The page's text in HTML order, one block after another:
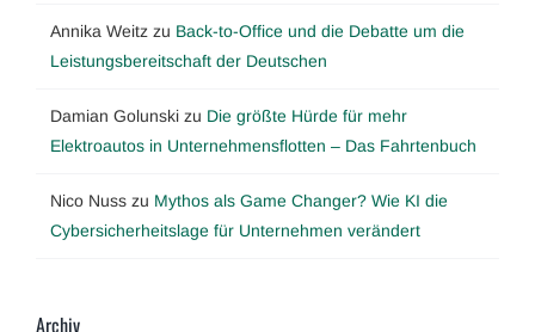
Annika Weitz zu Back-to-Office und die Debatte um die
Leistungsbereitschaft der Deutschen
Damian Golunski zu Die größte Hürde für mehr
Elektroautos in Unternehmensflotten – Das Fahrtenbuch
Nico Nuss zu Mythos als Game Changer? Wie KI die
Cybersicherheitslage für Unternehmen verändert
Archiv